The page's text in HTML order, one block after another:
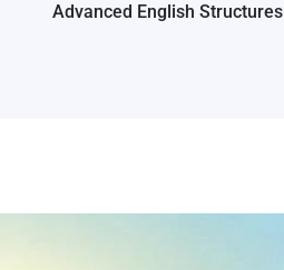
Advanced English Structures